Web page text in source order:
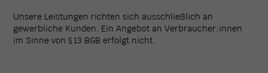
Unsere Leistungen richten sich ausschließlich an
gewerbliche Kunden. Ein Angebot an Verbraucher:innen
im Sinne von § 13 BGB erfolgt nicht.